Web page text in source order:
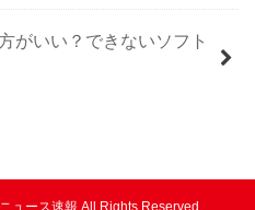
がいい？できないソフト
ュース速報 .All Rights Reserved.